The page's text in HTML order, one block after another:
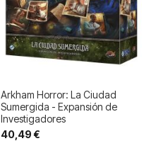
Arkham Horror: La Ciudad
Sumergida - Expansión de
Investigadores
40,49 €